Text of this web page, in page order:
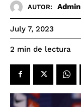
AUTOR: Admin
July 7, 2023
2 min de lectura